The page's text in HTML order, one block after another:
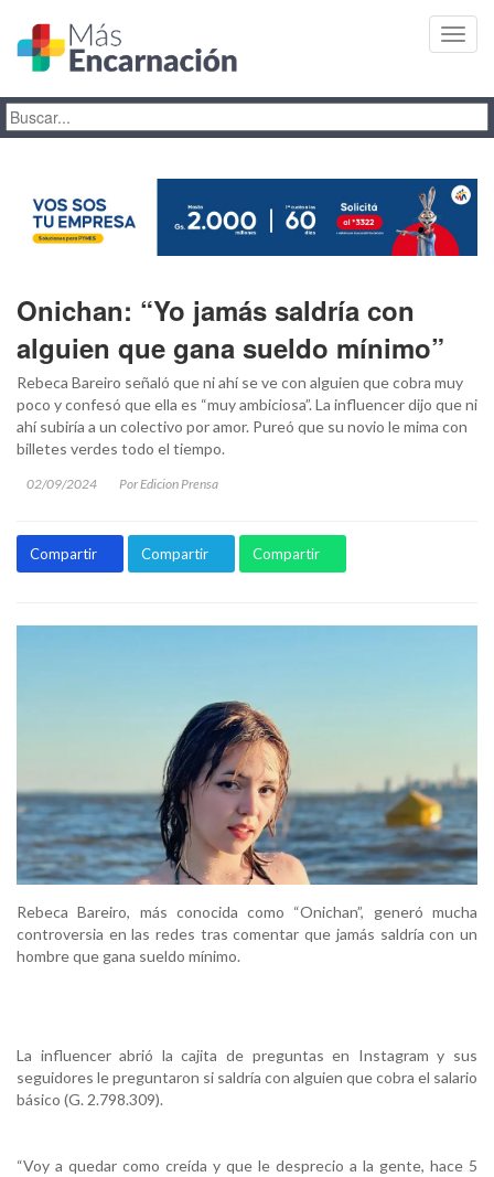
Onichan: “Yo jamás saldría con
alguien que gana sueldo mínimo”
Rebeca Bareiro señaló que ni ahí se ve con alguien que cobra muy
poco y confesó que ella es “muy ambiciosa”. La influencer dijo que ni
ahí subiría a un colectivo por amor. Pureó que su novio le mima con
billetes verdes todo el tiempo.
02/09/2024 Por Edicion Prensa
Compartir Compartir Compartir
Rebeca Bareiro, más conocida como “Onichan”, generó mucha
controversia en las redes tras comentar que jamás saldría con un
hombre que gana sueldo mínimo.
La influencer abrió la cajita de preguntas en Instagram y sus
seguidores le preguntaron si saldría con alguien que cobra el salario
básico (G. 2.798.309).
“Voy a quedar como creída y que le desprecio a la gente, hace 5